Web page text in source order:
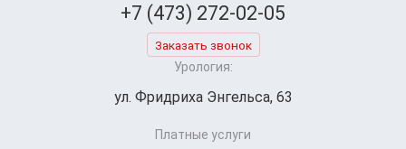
+7 (473) 272-02-05
Заказать звонок
Урология:
ул. Фридриха Энгельса, 63
Платные услуги